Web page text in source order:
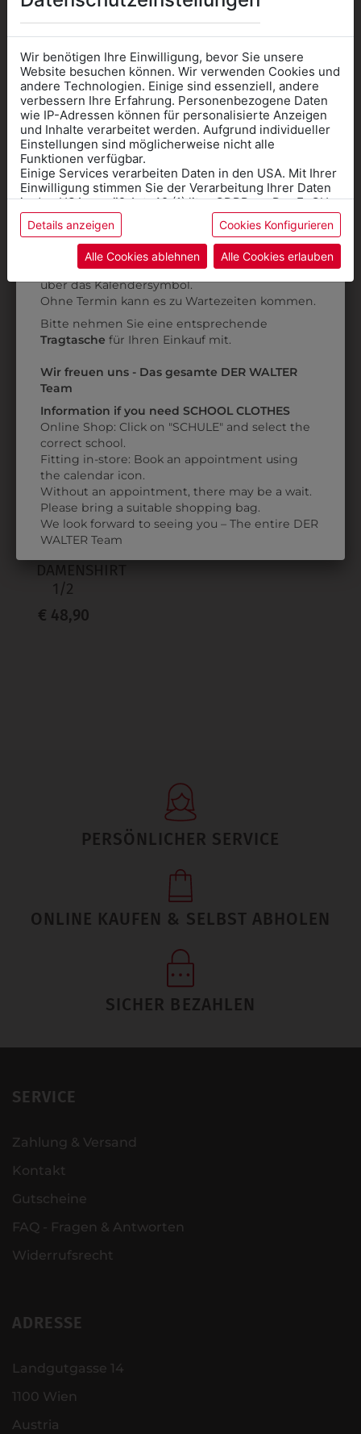
AUCH GEFALLEN
3003T001
T-SHIRT
€ 6,90
3003T620
T-SHIRT
€ 6,90
ZULETZT ANGESEHEN
366801405029
DAMENSHIRT
1/2
€ 48,90
PERSÖNLICHER SERVICE
ONLINE KAUFEN & SELBST ABHOLEN
SICHER BEZAHLEN
SERVICE
Zahlung & Versand
Kontakt
Gutscheine
FAQ - Fragen & Antworten
Widerrufsrecht
ADRESSE
Landgutgasse 14
1100 Wien
Austria
Wir benötigen Ihre Einwilligung, bevor Sie unsere
Website besuchen können. Wir verwenden Cookies und
andere Technologien. Einige sind essenziell, andere
verbessern Ihre Erfahrung. Personenbezogene Daten
wie IP-Adressen können für personalisierte Anzeigen
und Inhalte verarbeitet werden. Aufgrund individueller
Einstellungen sind möglicherweise nicht alle
Funktionen verfügbar.
Einige Services verarbeiten Daten in den USA. Mit Ihrer
Einwilligung stimmen Sie der Verarbeitung Ihrer Daten
in den USA gemäß Art. 49 (1) lit. a GDPR zu. Der EuGH
stuft die USA als Land mit unzureichendem Datenschutz
ein, und es besteht das Risiko, dass US-Behörden
Daten ohne Klagemöglichkeit für Europäer überwachen.
Datenschutzerklärungbzw. im
Details anzeigen Cookies Konfigurieren
Alle Cookies ablehnen Alle Cookies erlauben
Informationen wenn Sie
Kleidung
für die SCHULE
benötigen
Online Shop: Klick auf SCHULE in der
Kategorie und die richtige Schule auswählen.
AnprobeVorort im Geschäft: Termin buchen
über das Kalendersymbol.
Ohne Termin kann es zu Wartezeiten kommen.
Bitte nehmen Sie eine entsprechende
Tragtasche für Ihren Einkauf mit.
Wir freuen uns - Das gesamte DER WALTER
Team
Information if you need SCHOOL CLOTHES
Online Shop: Click on "SCHULE" and select the
correct school.
Fitting in-store: Book an appointment using
the calendar icon.
Without an appointment, there may be a wait.
Please bring a suitable shopping bag.
We look forward to seeing you – The entire DER
WALTER Team